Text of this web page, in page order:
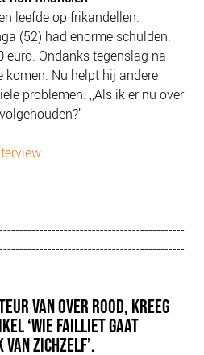
leefde op frikandellen.
(52) had enorme schulden.
euro. Ondanks tegenslag na
Nu helpt hij andere
problemen. ,,Als ik er nu over
VAN OVER ROOD, KREEG
‘WIE FAILLIET GAAT
ZICHZELF’.